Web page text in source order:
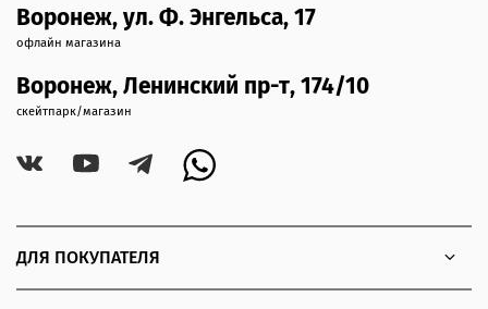
ДЛЯ ПОКУПАТЕЛЯ
Воронеж, ул. Ф. Энгельса, 17
офлайн магазина
Воронеж, Ленинский пр-т, 174/10
скейтпарк/магазин